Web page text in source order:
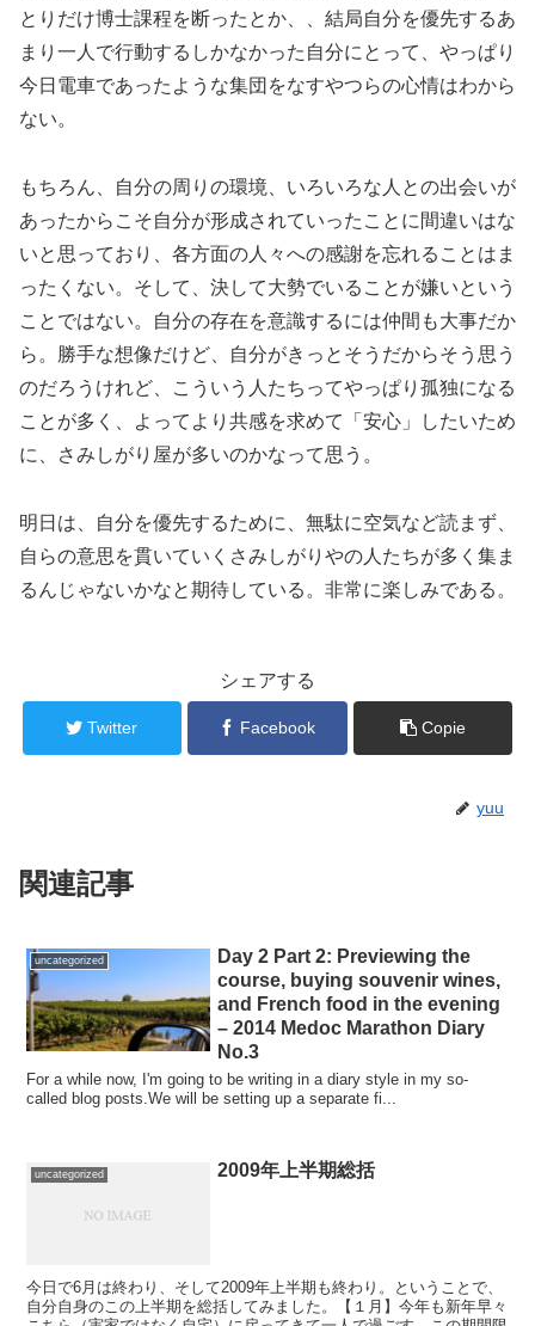
とりだけ博士課程を断ったとか、、結局自分を優先するあ
まり一人で行動するしかなかった自分にとって、やっぱり
今日電車であったような集団をなすやつらの心情はわから
ない。
もちろん、自分の周りの環境、いろいろな人との出会いが
あったからこそ自分が形成されていったことに間違いはな
いと思っており、各方面の人々への感謝を忘れることはま
ったくない。そして、決して大勢でいることが嫌いという
ことではない。自分の存在を意識するには仲間も大事だか
ら。勝手な想像だけど、自分がきっとそうだからそう思う
のだろうけれど、こういう人たちってやっぱり孤独になる
ことが多く、よってより共感を求めて「安心」したいため
に、さみしがり屋が多いのかなって思う。
明日は、自分を優先するために、無駄に空気など読まず、
自らの意思を貫いていくさみしがりやの人たちが多く集ま
るんじゃないかなと期待している。非常に楽しみである。
シェアする
Twitter Facebook Copie
yuu
関連記事
uncategorized
Day 2 Part 2: Previewing the
course, buying souvenir wines,
and French food in the evening
– 2014 Medoc Marathon Diary
No.3
For a while now, I'm going to be writing in a diary style in my so-
called blog posts.We will be setting up a separate fi...
uncategorized 2009年上半期総括
今日で6月は終わり、そして2009年上半期も終わり。ということで、
自分自身のこの上半期を総括してみました。【１月】今年も新年早々